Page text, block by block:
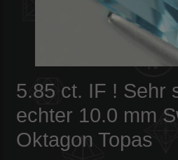
5.85 ct. IF ! Sehr
echter 10.0 mm
Oktagon Topas